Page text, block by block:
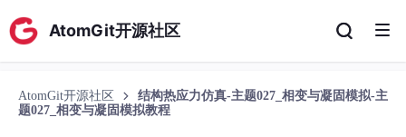
AtomGit开源社区
AtomGit开源社区
结构热应力仿真-主题027_相变与凝固模拟-主
题027_相变与凝固模拟教程